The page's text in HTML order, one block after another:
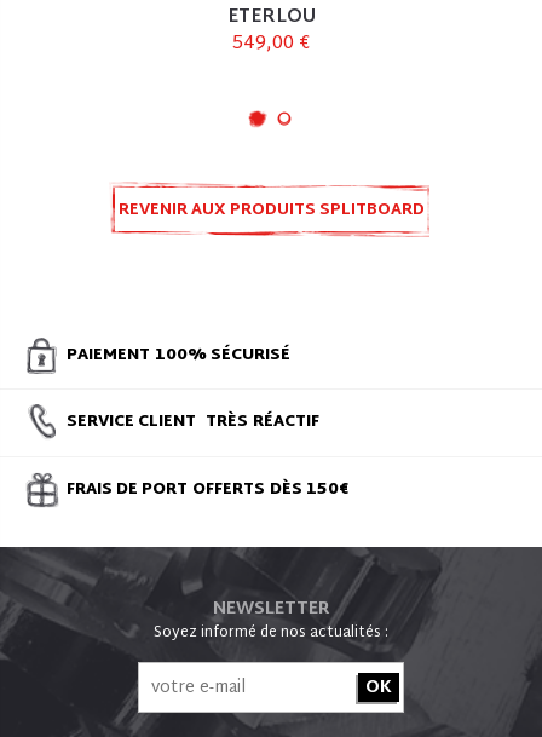
ETERLOU
549,00 €
REVENIR AUX PRODUITS SPLITBOARD
PAIEMENT 100% SÉCURISÉ
SERVICE CLIENT TRÈS RÉACTIF
FRAIS DE PORT OFFERTS DÈS 150€
NEWSLETTER
Soyez informé de nos actualités :